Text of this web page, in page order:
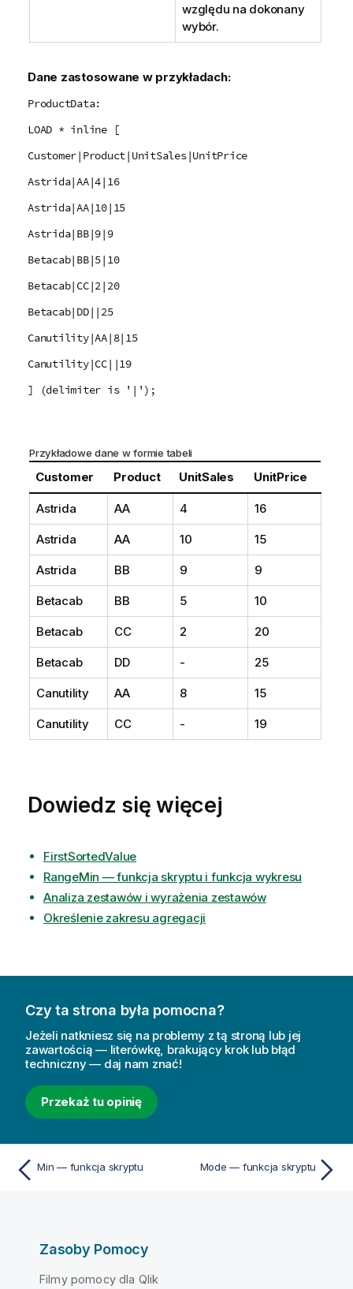
względu na dokonany
wybór.
Dane zastosowane w przykładach:
ProductData:
LOAD * inline [
Customer|Product|UnitSales|UnitPrice
Astrida|AA|4|16
Astrida|AA|10|15
Astrida|BB|9|9
Betacab|BB|5|10
Betacab|CC|2|20
Betacab|DD||25
Canutility|AA|8|15
Canutility|CC||19
] (delimiter is '|');
Przykładowe dane w formie tabeli
Customer Product UnitSales UnitPrice
Astrida AA 4 16
Astrida AA 10 15
Astrida BB 9 9
Betacab BB 5 10
Betacab CC 2 20
Betacab DD - 25
Canutility AA 8 15
Canutility CC - 19
Dowiedz się więcej
FirstSortedValue
RangeMin — funkcja skryptu i funkcja wykresu
Analiza zestawów i wyrażenia zestawów
Określenie zakresu agregacji
Czy ta strona była pomocna?
Jeżeli natkniesz się na problemy z tą stroną lub jej
zawartością — literówkę, brakujący krok lub błąd
techniczny — daj nam znać!
Przekaż tu opinię
Min — funkcja skryptu Mode — funkcja skryptu
Zasoby Pomocy
Filmy pomocy dla Qlik